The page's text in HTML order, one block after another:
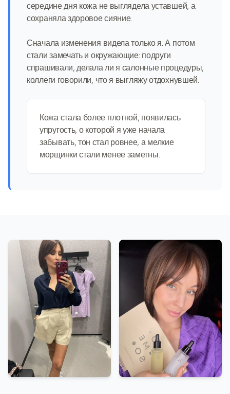
середине дня кожа не выглядела уставшей, а
сохраняла здоровое сияние.
Сначала изменения видела только я. А потом
стали замечать и окружающие: подруги
спрашивали, делала ли я салонные процедуры,
коллеги говорили, что я выгляжу отдохнувшей.
Кожа стала более плотной, появилась
упругость, о которой я уже начала
забывать, тон стал ровнее, а мелкие
морщинки стали менее заметны.